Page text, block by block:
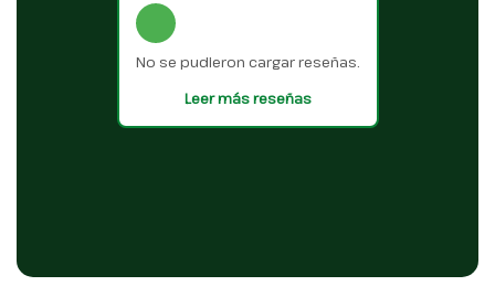
No se pudieron cargar reseñas.
Leer más reseñas